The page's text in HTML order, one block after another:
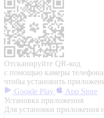
Отсканируйте QR-код
с помощью камеры
чтобы установить
Google Play
App Store
Установка приложения
Для установки приложения